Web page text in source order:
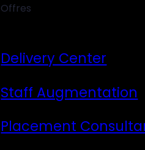
Offres
Delivery Center
Staff Augmentation
Placement